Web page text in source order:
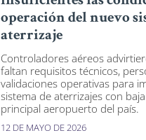
operación del nuevo
aterrizaje
Controladores aéreos
faltan requisitos técnicos,
validaciones operativas para
sistema de aterrizajes con
principal aeropuerto del país.
12 DE MAYO DE 2026